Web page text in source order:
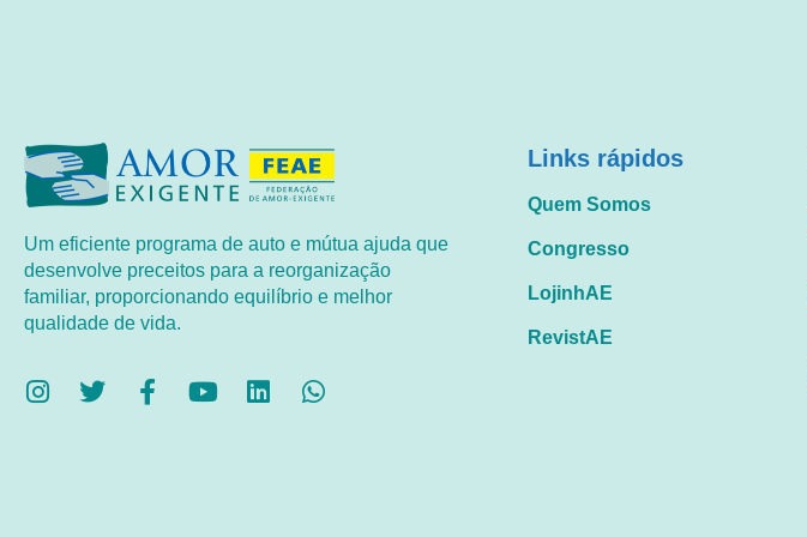
Um eficiente programa de auto e mútua ajuda que
desenvolve preceitos para a reorganização
familiar, proporcionando equilíbrio e melhor
qualidade de vida.
Links rápidos
Quem Somos
Congresso
LojinhAE
RevistAE